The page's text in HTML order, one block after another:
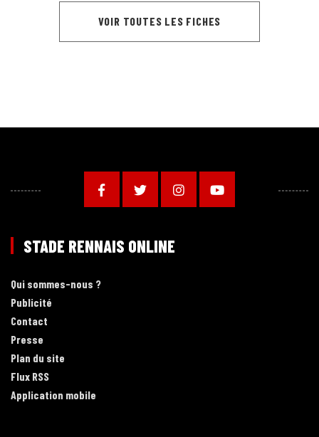
VOIR TOUTES LES FICHES
STADE RENNAIS ONLINE
Qui sommes-nous ?
Publicité
Contact
Presse
Plan du site
Flux RSS
Application mobile